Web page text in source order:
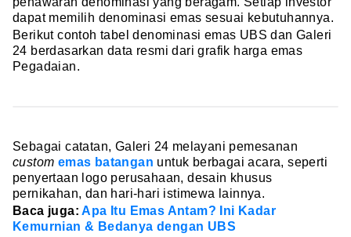
dapat memilih denominasi emas sesuai kebutuhannya.
Berikut contoh tabel denominasi emas UBS dan Galeri
24 berdasarkan data resmi dari grafik harga emas
Pegadaian.
Sebagai catatan, Galeri 24 melayani pemesanan
custom emas batangan untuk berbagai acara, seperti
penyertaan logo perusahaan, desain khusus
pernikahan, dan hari-hari istimewa lainnya.
Baca juga:Apa Itu Emas Antam? Ini Kadar
Kemurnian & Bedanya dengan UBS